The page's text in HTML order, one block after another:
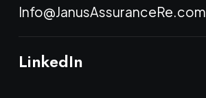
Info@JanusAssuranceRe.com
LinkedIn